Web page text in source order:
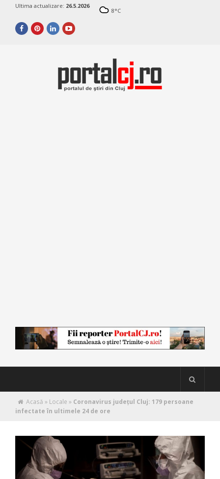
Ultima actualizare: 26.5.2026
8°C
Acasă » Locale » Coronavirus județul Cluj: 179 persoane
infectate în ultimele 24 de ore